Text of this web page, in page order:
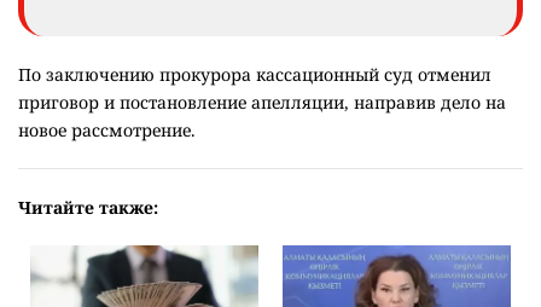
По заключению прокурора кассационный суд отменил
приговор и постановление апелляции, направив дело на
новое рассмотрение.
Читайте также: